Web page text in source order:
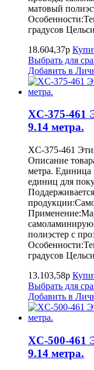
матовый
градусов
18.604,37р
Выбрать для
Добавить в
XC-375-461
9.14 метра.
XC-375-461
Описание
метра.
единиц для
полиэстер с
градусов
13.103,58р
Выбрать для
Добавить в
XC-500-461
9.14 метра.